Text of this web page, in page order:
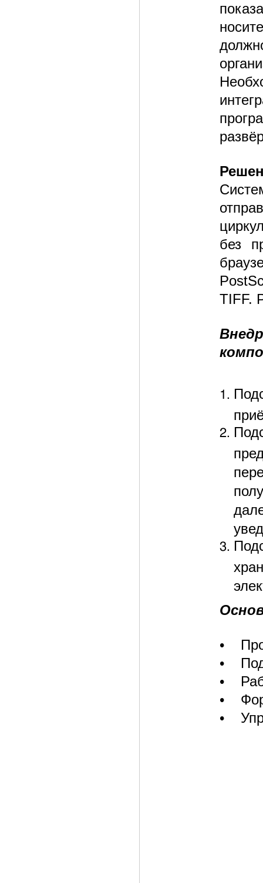
без
TIFF.
•
•
•
•
•